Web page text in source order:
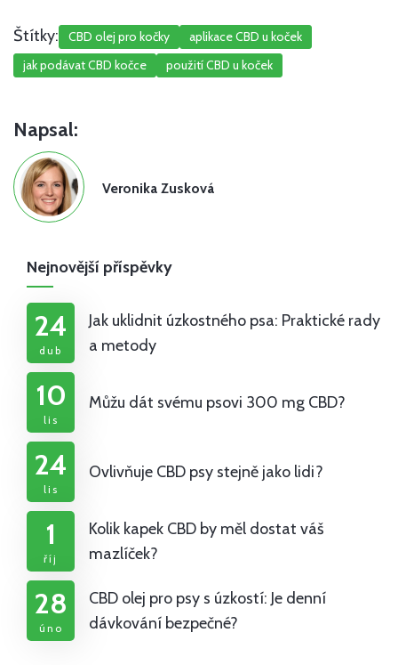
Štítky: CBD olej pro kočky
aplikace CBD u koček
jak podávat CBD kočce
použití CBD u koček
Napsal:
Veronika Zusková
Nejnovější příspěvky
24
dub
Jak uklidnit úzkostného psa: Praktické rady
a metody
10
lis
Můžu dát svému psovi 300 mg CBD?
24
lis
Ovlivňuje CBD psy stejně jako lidi?
1
říj
Kolik kapek CBD by měl dostat váš
mazlíček?
28
úno
CBD olej pro psy s úzkostí: Je denní
dávkování bezpečné?